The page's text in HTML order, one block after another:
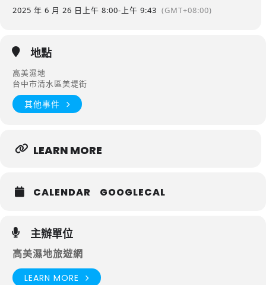
2025 年 6 月 26 日 上午 8:00- 上午 9:43 (GMT+08:00)
地點
高美濕地
台中市清水區美堤街
其他事件
LEARN MORE
CALENDAR GOOGLECAL
主辦單位
高美濕地旅遊網
LEARN MORE